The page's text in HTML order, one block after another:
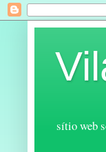
sítio web